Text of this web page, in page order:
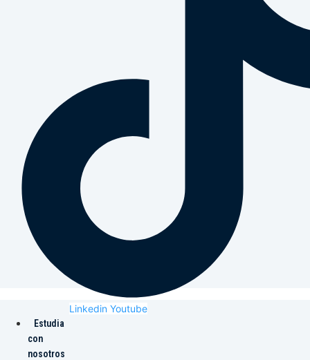
Linkedin Youtube
Estudia
con
nosotros